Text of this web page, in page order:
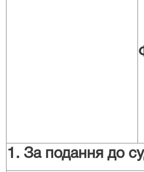
1. За подання до